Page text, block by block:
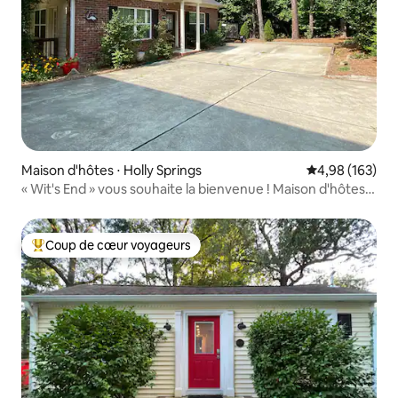
Maison d'hôtes ⋅ Holly Springs Évaluation
4,98 (163)
« Wit's End » vous souhaite la bienvenue ! Maison d'hôtes
Coups de cœur voyageurs les plus appréciés
Coup de cœur voyageurs